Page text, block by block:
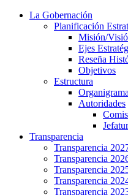
La Gobernación
Planificación
Misión/
Ejes
Reseña
Objetivos
Estructura
Autoridades
Transparencia
Transparencia
Transparencia
Transparencia
Transparencia
Transparencia